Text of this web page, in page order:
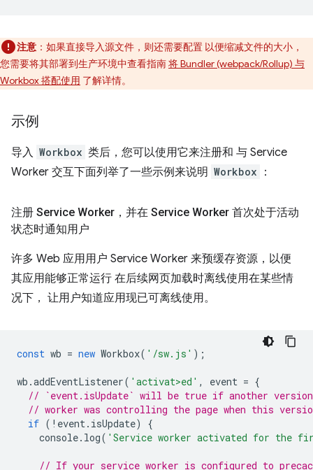
注意 ：如果直接导入源文件，则还需要配置 以便缩减文件的大小，
您需要将其部署到生产环境中查看指南将 Bundler (webpack/Rollup) 与
Workbox 搭配使用 了解详情。
示例
导入 Workbox 类后，您可以使用它来注册和 与 Service
Worker 交互下面列举了一些示例来说明 Workbox ：
注册 Service Worker，并在 Service Worker 首次处于活动
状态时通知用户
许多 Web 应用用户 Service Worker 来预缓存资源，以便
其应用能够正常运行 在后续网页加载时离线使用在某些情
况下， 让用户知道应用现已可离线使用。
const wb = new Workbox( '/sw.js' );
wb .addEventListener( 'activat>ed' , event = {
// `event.isUpdate` will be true if another
// worker was controlling the page when this
if ( ! event. isUpdate)
{
console. log( 'Service worker activated for the
// If your service worker is configured to